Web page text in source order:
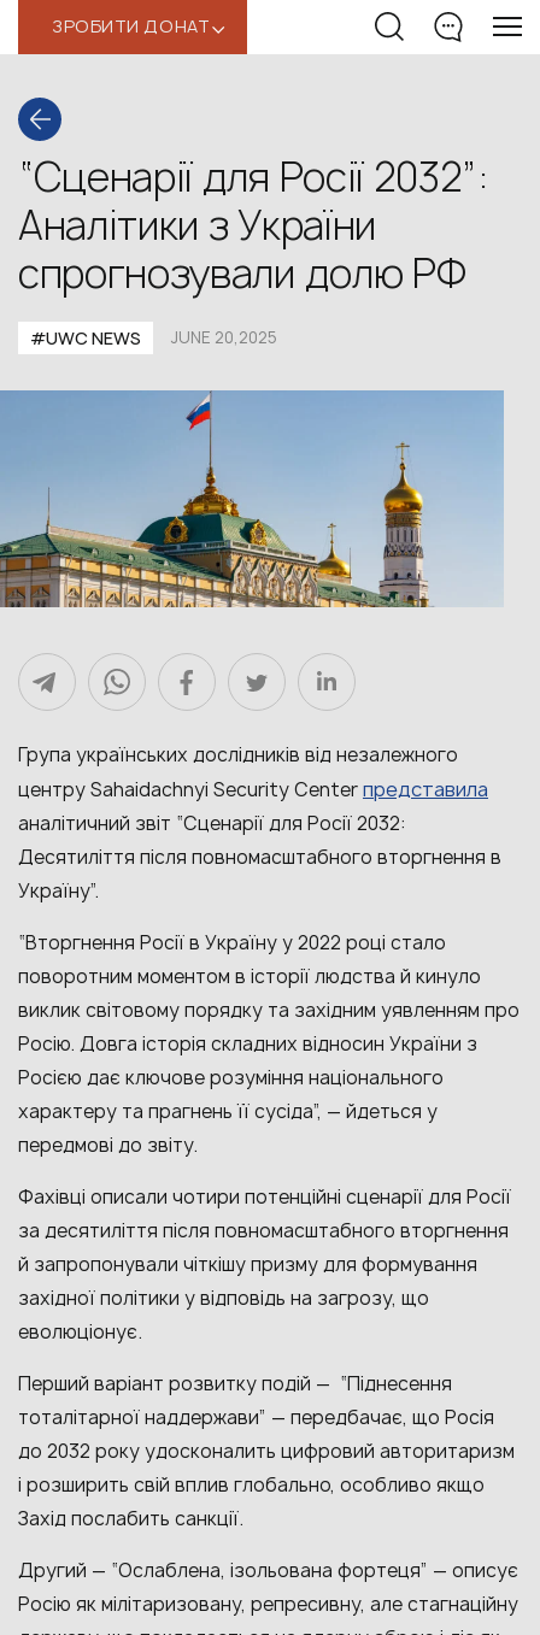
ЗРОБИТИ ДОНАТ‹
“Сценарії для Росії 2032”:
Аналітики з України
спрогнозували долю РФ
#UWС NEWS JUNE 20,2025
Група українських дослідників від незалежного
центру Sahaidachnyi Security Centerпредставила
аналітичний звіт “Сценарії для Росії 2032:
Десятиліття після повномасштабного вторгнення в
Україну”.
“Вторгнення Росії в Україну у 2022 році стало
поворотним моментом в історії людства й кинуло
виклик світовому порядку та західним уявленням про
Росію. Довга історія складних відносин України з
Росією дає ключове розуміння національного
характеру та прагнень її сусіда”, — йдеться у
передмові до звіту.
Фахівці описали чотири потенційні сценарії для Росії
за десятиліття після повномасштабного вторгнення
й запропонували чіткішу призму для формування
західної політики у відповідь на загрозу, що
еволюціонує.
Перший варіант розвитку подій — “Піднесення
тоталітарної наддержави” — передбачає, що Росія
до 2032 року удосконалить цифровий авторитаризм
і розширить свій вплив глобально, особливо якщо
Захід послабить санкції.
Другий — “Ослаблена, ізольована фортеця” — описує
Росію як мілітаризовану, репресивну, але стагнаційну